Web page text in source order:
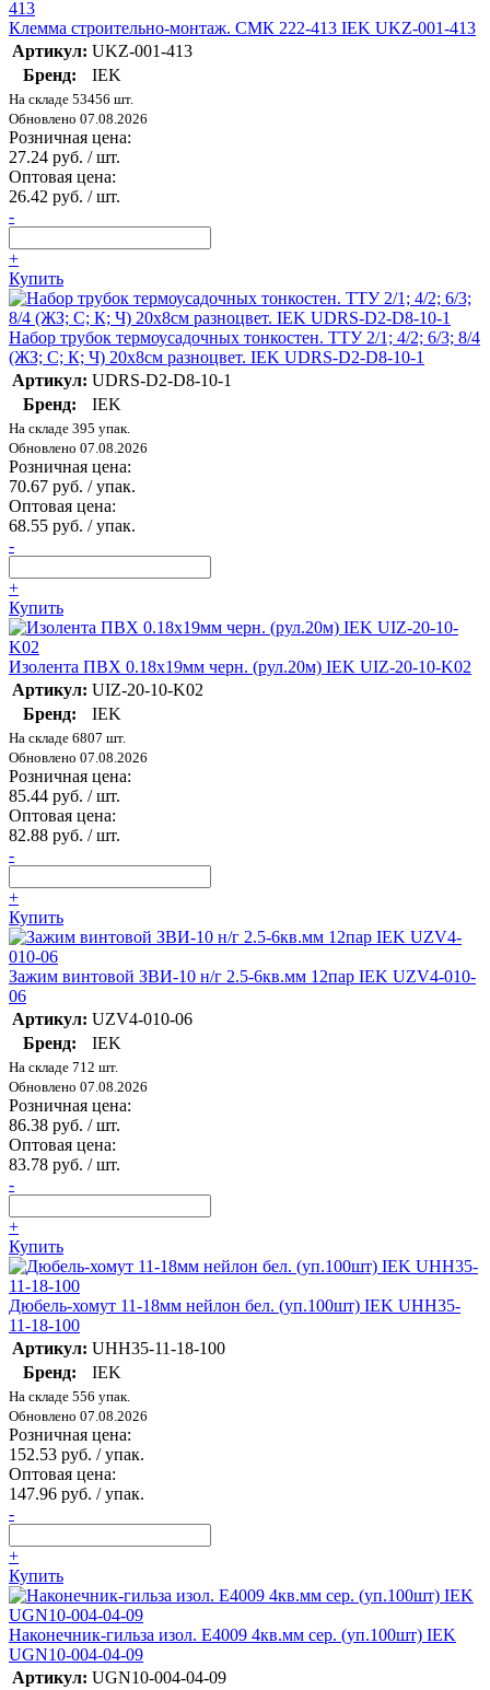
Клемма строительно-монтаж. СМК 222-413 IEK UKZ-001-413
Артикул: UKZ-001-413
Бренд:
IEK
На складе 53456 шт.
Обновлено 07.08.2026
Розничная цена:
27.24 руб. / шт.
Оптовая цена:
26.42 руб. / шт.
-
+
Купить
Набор трубок термоусадочных тонкостен. ТТУ 2/1; 4/2; 6/3; 8/4
(ЖЗ; С; К; Ч) 20х8см разноцвет. IEK UDRS-D2-D8-10-1
Артикул: UDRS-D2-D8-10-1
Бренд:
IEK
На складе 395 упак.
Обновлено 07.08.2026
Розничная цена:
70.67 руб. / упак.
Оптовая цена:
68.55 руб. / упак.
-
+
Купить
Изолента ПВХ 0.18х19мм черн. (рул.20м) IEK UIZ-20-10-K02
Артикул: UIZ-20-10-K02
Бренд:
IEK
На складе 6807 шт.
Обновлено 07.08.2026
Розничная цена:
85.44 руб. / шт.
Оптовая цена:
82.88 руб. / шт.
-
+
Купить
Зажим винтовой ЗВИ-10 н/г 2.5-6кв.мм 12пар IEK UZV4-010-
06
Артикул: UZV4-010-06
Бренд:
IEK
На складе 712 шт.
Обновлено 07.08.2026
Розничная цена:
86.38 руб. / шт.
Оптовая цена:
83.78 руб. / шт.
-
+
Купить
Дюбель-хомут 11-18мм нейлон бел. (уп.100шт) IEK UHH35-
11-18-100
Артикул: UHH35-11-18-100
Бренд:
IEK
На складе 556 упак.
Обновлено 07.08.2026
Розничная цена:
152.53 руб. / упак.
Оптовая цена:
147.96 руб. / упак.
-
+
Купить
Наконечник-гильза изол. Е4009 4кв.мм сер. (уп.100шт) IEK
UGN10-004-04-09
Артикул: UGN10-004-04-09